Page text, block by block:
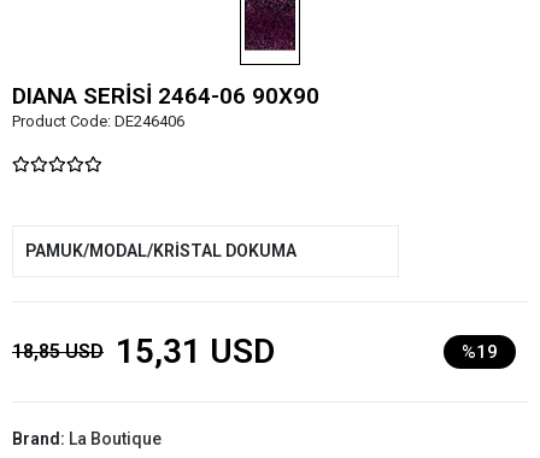
DIANA SERİSİ 2464-06 90X90
Product Code: DE246406
PAMUK/MODAL/KRİSTAL DOKUMA
18,85 USD 15,31 USD %19
Brand: La Boutique